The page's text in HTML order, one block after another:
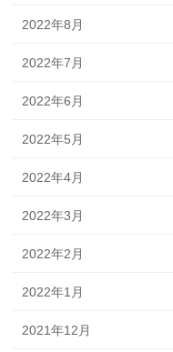
2022年8月
2022年7月
2022年6月
2022年5月
2022年4月
2022年3月
2022年2月
2022年1月
2021年12月